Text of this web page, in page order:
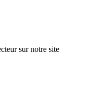
sur notre site